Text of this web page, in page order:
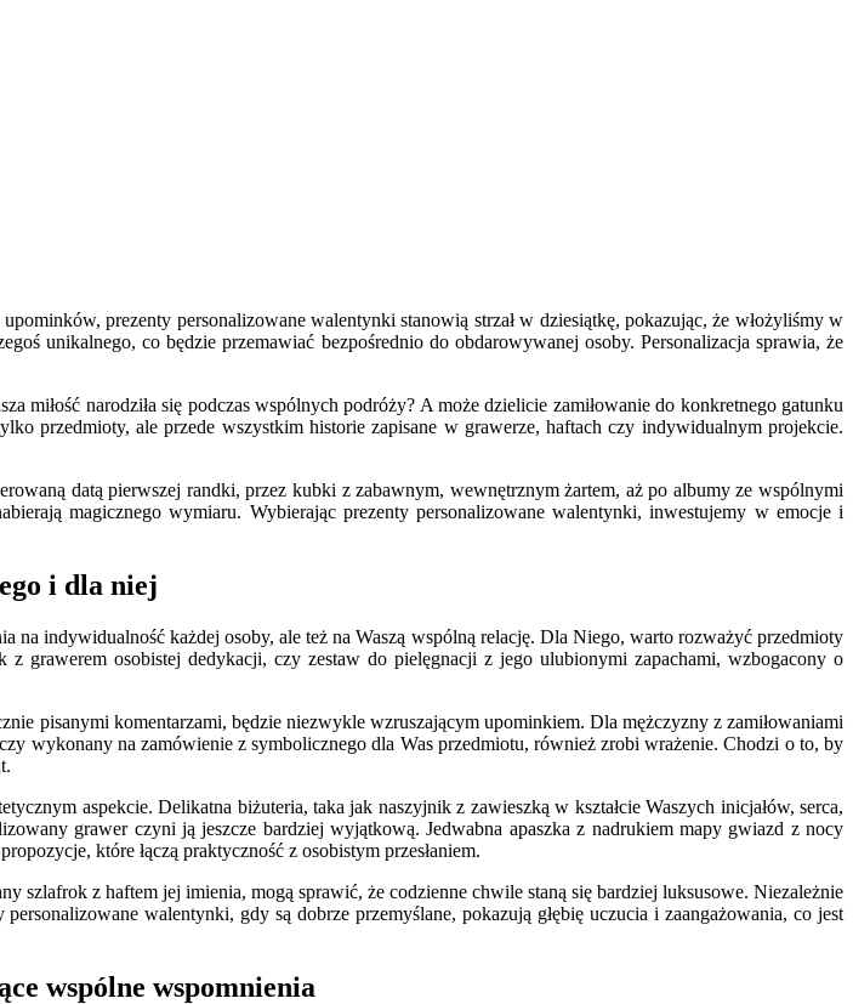
prezenty personalizowane walentynki stanowią strzał w dziesiątkę, pokazując, że włożyliśmy w
unikalnego, co będzie przemawiać bezpośrednio do obdarowywanej osoby. Personalizacja sprawia, że
miłość narodziła się podczas wspólnych podróży? A może dzielicie zamiłowanie do konkretnego gatunku
przedmioty, ale przede wszystkim historie zapisane w grawerze, haftach czy indywidualnym projekcie.
datą pierwszej randki, przez kubki z zabawnym, wewnętrznym żartem, aż po albumy ze wspólnymi
magicznego wymiaru. Wybierając prezenty personalizowane walentynki, inwestujemy w emocje i
i dla niej
indywidualność każdej osoby, ale też na Waszą wspólną relację. Dla Niego, warto rozważyć przedmioty
grawerem osobistej dedykacji, czy zestaw do pielęgnacji z jego ulubionymi zapachami, wzbogacony o
pisanymi komentarzami, będzie niezwykle wzruszającym upominkiem. Dla mężczyzny z zamiłowaniami
wykonany na zamówienie z symbolicznego dla Was przedmiotu, również zrobi wrażenie. Chodzi o to, by
aspekcie. Delikatna biżuteria, taka jak naszyjnik z zawieszką w kształcie Waszych inicjałów, serca,
grawer czyni ją jeszcze bardziej wyjątkową. Jedwabna apaszka z nadrukiem mapy gwiazd z nocy
które łączą praktyczność z osobistym przesłaniem.
szlafrok z haftem jej imienia, mogą sprawić, że codzienne chwile staną się bardziej luksusowe. Niezależnie
walentynki, gdy są dobrze przemyślane, pokazują głębię uczucia i zaangażowania, co jest
wspólne wspomnienia